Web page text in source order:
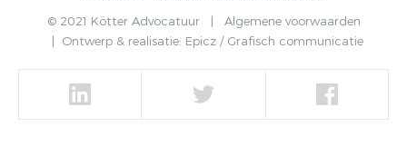
© 2021 Kötter Advocatuur | Algemene voorwaarden
| Ontwerp & realisatie: Epicz / Grafisch communicatie